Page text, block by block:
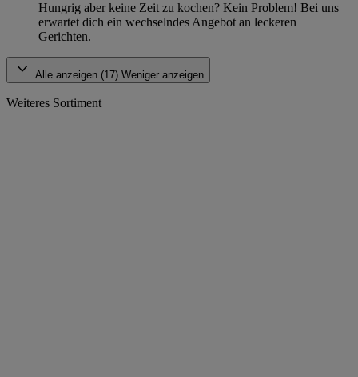
Hungrig aber keine Zeit zu kochen? Kein Problem! Bei uns
erwartet dich ein wechselndes Angebot an leckeren
Gerichten.
Alle anzeigen (17) Weniger anzeigen
Weiteres Sortiment